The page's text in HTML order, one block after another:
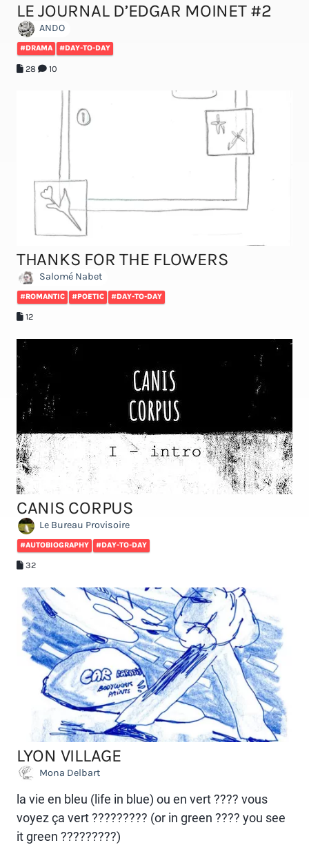
LE JOURNAL D’EDGAR MOINET #2
ANDO
#DRAMA #DAY-TO-DAY
28 10
THANKS FOR THE FLOWERS
Salomé Nabet
#ROMANTIC #POETIC #DAY-TO-DAY
12
CANIS CORPUS
Le Bureau Provisoire
#AUTOBIOGRAPHY #DAY-TO-DAY
32
LYON VILLAGE
Mona Delbart
la vie en bleu (life in blue) ou en vert ???? vous
voyez ça vert ????????? (or in green ???? you see
it green ?????????)